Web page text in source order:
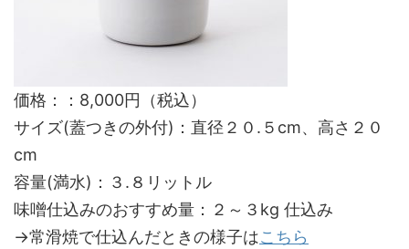
価格：：8,000円（税込）
サイズ(蓋つきの外付)：直径２０.５cm、高さ２０
cm
容量(満水)：３.８リットル
味噌仕込みのおすすめ量：２～３kg 仕込み
→常滑焼で仕込んだときの様子はこちら